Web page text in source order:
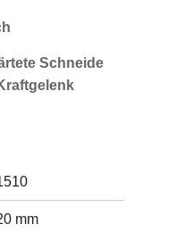
Schneide
mm